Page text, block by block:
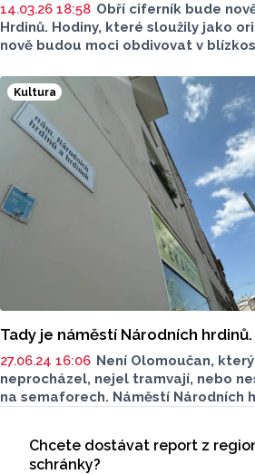
14.03.26 18:58 Obří ciferník bude
Hrdinů. Hodiny, které sloužily jako
nově budou moci obdivovat v
v těchto dnech.
Kultura
Tady je náměstí Národních
27.06.24 16:06 Není Olomoučan,
neprocházel, nejel tramvají, nebo
na semaforech. Náměstí Národních
upraveného značení.
Odběr newsletteru
Chcete dostávat report z
schránky?